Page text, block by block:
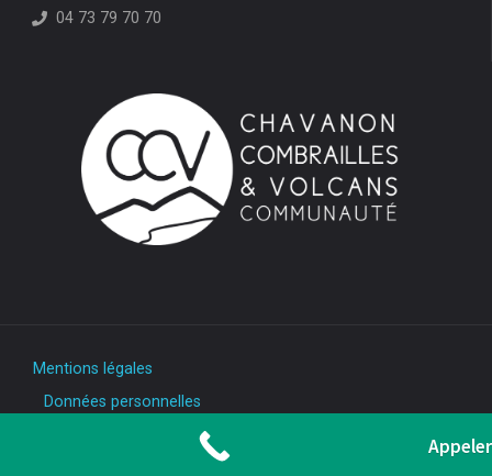
04 73 79 70 70
Mentions légales
Données personnelles
Appeler